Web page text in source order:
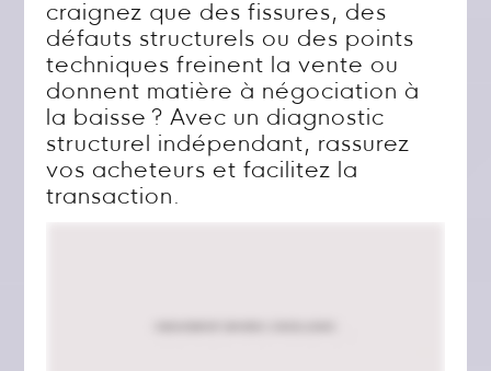
craignez que des fissures, des
défauts structurels ou des points
techniques freinent la vente ou
donnent matière à négociation à
la baisse ? Avec un diagnostic
structurel indépendant, rassurez
vos acheteurs et facilitez la
transaction.